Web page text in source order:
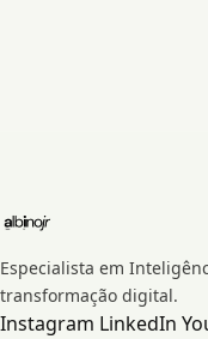
CBN
Especialista em
transformação digital.
Instagram LinkedIn